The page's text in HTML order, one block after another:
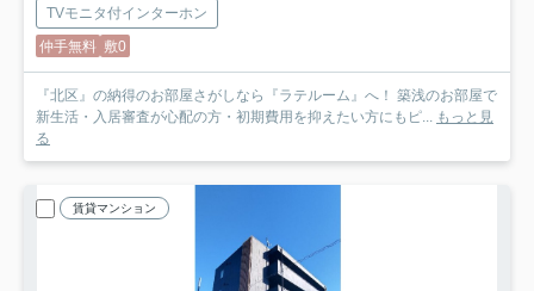
TVモニタ付インターホン
仲手無料 敷0
『北区』の納得のお部屋さがしなら『ラテルーム』へ！ 築浅のお部屋で
新生活・入居審査が心配の方・初期費用を抑えたい方にもピ...
もっと見
る
賃貸マンション